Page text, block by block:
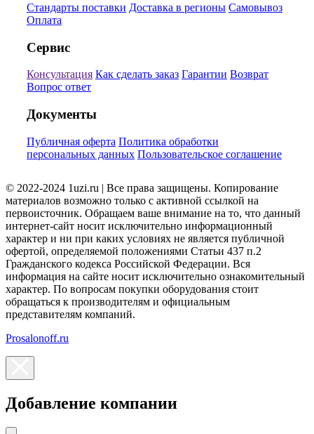
Стандарты поставки Доставка в регионы Самовывоз
Оплата
Сервис
Консультация Как сделать заказ Гарантии Возврат
Вопрос ответ
Документы
Публичная оферта Политика обработки
персональных данных Пользовательское соглашение
© 2022-2024 1uzi.ru | Все права защищены. Копирование
материалов возможно только с активной ссылкой на
первоисточник. Обращаем ваше внимание на то, что данный
интернет-сайт носит исключительно информационный
характер и ни при каких условиях не является публичной
офертой, определяемой положениями Статьи 437 п.2
Гражданского кодекса Российской Федерации. Вся
информация на сайте носит исключительно ознакомительный
характер. По вопросам покупки оборудования стоит
обращаться к производителям и официальным
представителям компаний.
Prosalonoff.ru
Добавление компании